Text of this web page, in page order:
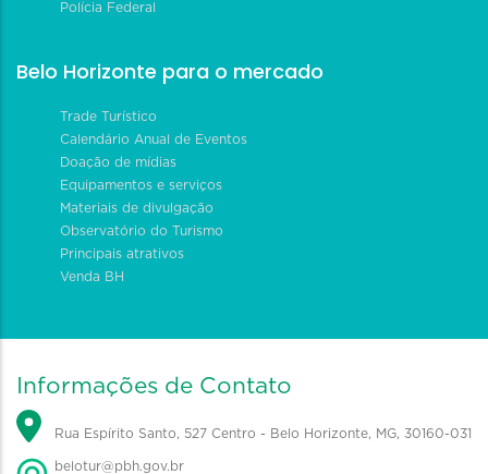
Polícia Federal
Belo Horizonte para o mercado
Trade Turístico
Calendário Anual de Eventos
Doação de mídias
Equipamentos e serviços
Materiais de divulgação
Observatório do Turismo
Principais atrativos
Venda BH
Informações de Contato
Rua Espírito Santo, 527 Centro - Belo Horizonte, MG, 30160-031
belotur@pbh.gov.br